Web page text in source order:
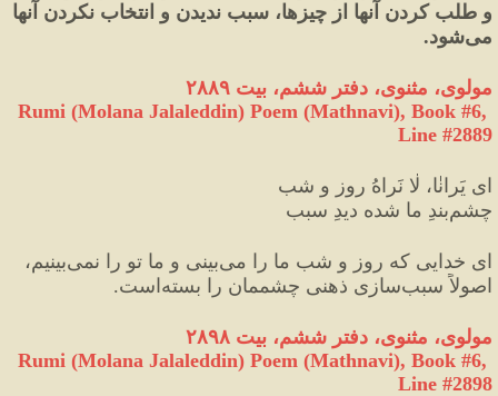
می‌شود.
مولوی، مثنوی، دفتر ششم، بیت ۲۸۸۹
Rumi (Molana Jalaleddin) Poem (Mathnavi), Book #6,
Line #2889
ای یَرانٰا، لٰا نَراهُ روز و شب
چشم‌بندِ ما شده دیدِ سبب
ای خدایی که روز و شب ما را می‌بینی و ما تو را نمی‌بینیم،
اصولاً سبب‌سازی ذهنی چشممان را بسته‌است.
مولوی، مثنوی، دفتر ششم، بیت ۲۸۹۸
Rumi (Molana Jalaleddin) Poem (Mathnavi), Book #6,
Line #2898